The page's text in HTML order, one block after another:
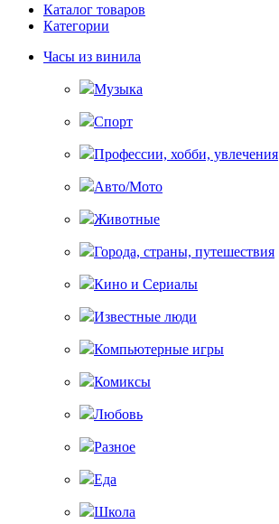
Каталог товаров
Категории
Часы из винила
Музыка
Спорт
Профессии, хобби, увлечения
Авто/Мото
Животные
Города, страны, путешествия
Кино и Сериалы
Известные люди
Компьютерные игры
Комиксы
Любовь
Разное
Еда
Школа